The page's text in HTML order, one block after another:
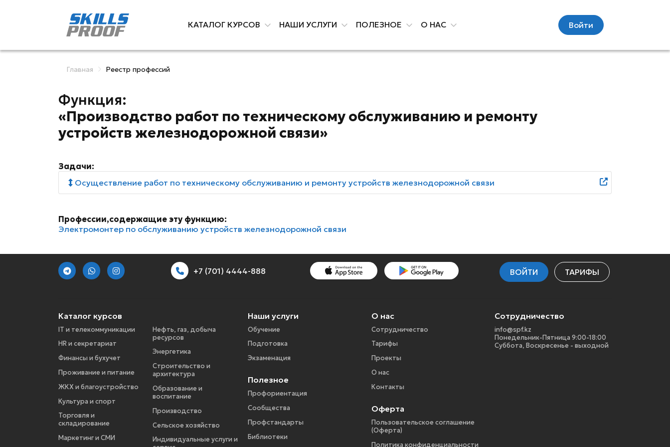
КАТАЛОГ КУРСОВ НАШИ УСЛУГИ ПОЛЕЗНОЕ О НАС Войти
Главная Реестр профессий
Функция:
«Производство работ по техническому обслуживанию и ремонту
устройств железнодорожной связи»
Задачи:
Осуществление работ по техническому обслуживанию и ремонту устройств железнодорожной связи
Профессии,содержащие эту функцию:
Электромонтер по обслуживанию устройств железнодорожной связи
+7 (701) 4444-888 ВОЙТИ ТАРИФЫ
Каталог курсов
IT и телекоммуникации
HR и секретариат
Финансы и бухучет
Проживание и питание
ЖКХ и благоустройство
Культура и спорт
Торговля и
складирование
Маркетинг и СМИ
Нефть, газ, добыча
ресурсов
Энергетика
Строительство и
архитектура
Образование и
воспитание
Производство
Сельское хозяйство
Индивидуальные услуги и
Наши услуги
Обучение
Подготовка
Экзаменация
Полезное
Профориентация
Сообщества
Профстандарты
Библиотеки
О нас
Сотрудничество
Тарифы
Проекты
О нас
Контакты
Оферта
Пользовательское соглашение
(Оферта)
Политика конфиденциальности
Сотрудничество
info@spf.kz
Понедельник-Пятница 9:00-18:00
Суббота, Воскресенье - выходной